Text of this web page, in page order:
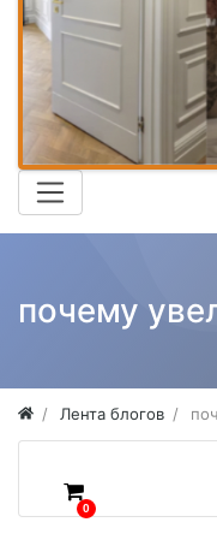
почему
Лента блогов
0